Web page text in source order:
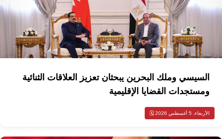
السيسي وملك البحرين يبحثان تعزيز العلاقات الثنائية
ومستجدات القضايا الإقليمية
الأربعاء، 5 أغسطس 2026 🗓️